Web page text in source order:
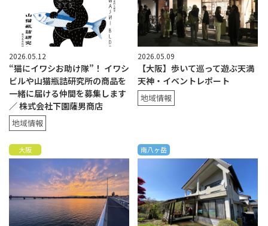
2026.05.12
“猫にイワシお助け隊”！ イワシ
ビルや山猫瓶詰研究所の商品を
一緒に届ける仲間を募集します
／ 株式会社下園薩男商店
地域情報
2026.05.09
【大阪】歩いて巡って遊ぶ天満
天神・イベントレポート
地域情報
大阪 南八ヶ岳